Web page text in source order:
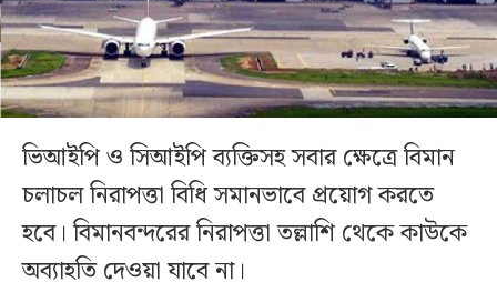
ভিআইপি ও সিআইপি ব্যক্তিসহ সবার ক্ষেত্রে বিমান
চলাচল নিরাপত্তা বিধি সমানভাবে প্রয়োগ করতে
হবে। বিমানবন্দরের নিরাপত্তা তল্লাশি থেকে কাউকে
অব্যাহতি দেওয়া যাবে না।